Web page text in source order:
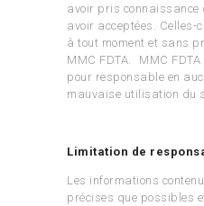
avoir pris connaissance
avoir acceptées. Celles-
à tout moment et sans
MMC FDTA. MMC
pour responsable en
mauvaise utilisation du
Limitation de
Les informations
précises que possibles